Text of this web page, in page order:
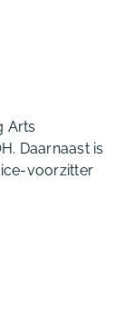
Arts
Daarnaast is
voorzitter